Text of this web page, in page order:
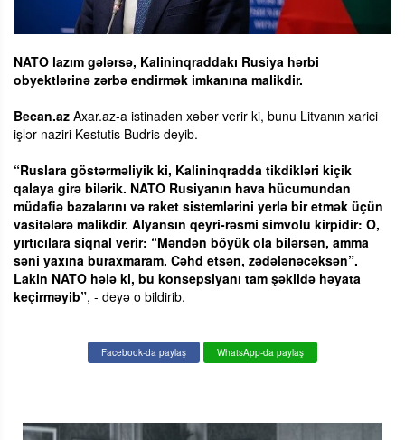
NATO lazım gələrsə, Kalininqraddakı Rusiya hərbi
obyektlərinə zərbə endirmək imkanına malikdir.
Becan.az Axar.az-a istinadən xəbər verir ki, bunu Litvanın xarici
işlər naziri Kestutis Budris deyib.
“Ruslara göstərməliyik ki, Kalininqradda tikdikləri kiçik
qalaya girə bilərik. NATO Rusiyanın hava hücumundan
müdafiə bazalarını və raket sistemlərini yerlə bir etmək üçün
vasitələrə malikdir. Alyansın qeyri-rəsmi simvolu kirpidir: O,
yırtıcılara siqnal verir: “Məndən böyük ola bilərsən, amma
səni yaxına buraxmaram. Cəhd etsən, zədələnəcəksən”.
Lakin NATO hələ ki, bu konsepsiyanı tam şəkildə həyata
keçirməyib”, - deyə o bildirib.
Facebook-da paylaş WhatsApp-da paylaş